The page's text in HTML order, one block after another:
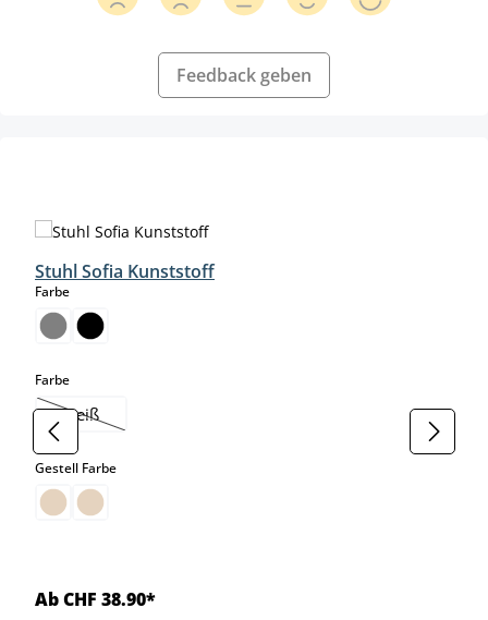
Feedback geben
Stuhl Sofia Kunststoff
Farbeauswählen
Farbeauswählen
weiß
(Diese Option ist zurzeit nicht verfügbar.)
Gestell Farbeauswählen
Ab CHF 38.90*